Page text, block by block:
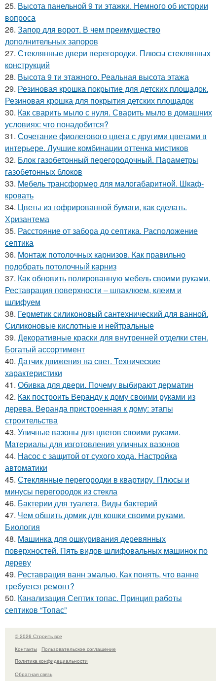
25. Высота панельной 9 ти этажки. Немного об истории
вопроса
26. Запор для ворот. В чем преимущество
дополнительных запоров
27. Стеклянные двери перегородки. Плюсы стеклянных
конструкций
28. Высота 9 ти этажного. Реальная высота этажа
29. Резиновая крошка покрытие для детских площадок.
Резиновая крошка для покрытия детских площадок
30. Как сварить мыло с нуля. Сварить мыло в домашних
условиях: что понадобится?
31. Сочетание фиолетового цвета с другими цветами в
интерьере. Лучшие комбинации оттенка мистиков
32. Блок газобетонный перегородочный. Параметры
газобетонных блоков
33. Мебель трансформер для малогабаритной. Шкаф-
кровать
34. Цветы из гофрированной бумаги, как сделать.
Хризантема
35. Расстояние от забора до септика. Расположение
септика
36. Монтаж потолочных карнизов. Как правильно
подобрать потолочный карниз
37. Как обновить полированную мебель своими руками.
Реставрация поверхности – шпаклюем, клеим и
шлифуем
38. Герметик силиконовый сантехнический для ванной.
Силиконовые кислотные и нейтральные
39. Декоративные краски для внутренней отделки стен.
Богатый ассортимент
40. Датчик движения на свет. Технические
характеристики
41. Обивка для двери. Почему выбирают дерматин
42. Как построить Веранду к дому своими руками из
дерева. Веранда пристроенная к дому: этапы
строительства
43. Уличные вазоны для цветов своими руками.
Материалы для изготовления уличных вазонов
44. Насос с защитой от сухого хода. Настройка
автоматики
45. Стеклянные перегородки в квартиру. Плюсы и
минусы перегородок из стекла
46. Бактерии для туалета. Виды бактерий
47. Чем обшить домик для кошки своими руками.
Биология
48. Машинка для ошкуривания деревянных
поверхностей. Пять видов шлифовальных машинок по
дереву
49. Реставрация ванн эмалью. Как понять, что ванне
требуется ремонт?
50. Канализация Септик топас. Принцип работы
септиков “Топас”
© 2026 Строить все
Контакты
Пользовательское соглашение
Политика конфидециальности
Обратная связь